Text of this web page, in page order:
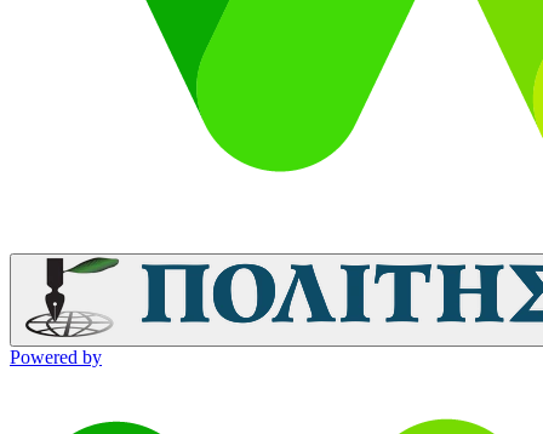
Powered by